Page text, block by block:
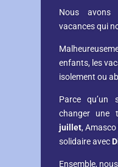
Nous
vacances qui
enfants, les
isolement ou
Parce qu’un
changer une
juillet,
solidaire avec
Ensemble,